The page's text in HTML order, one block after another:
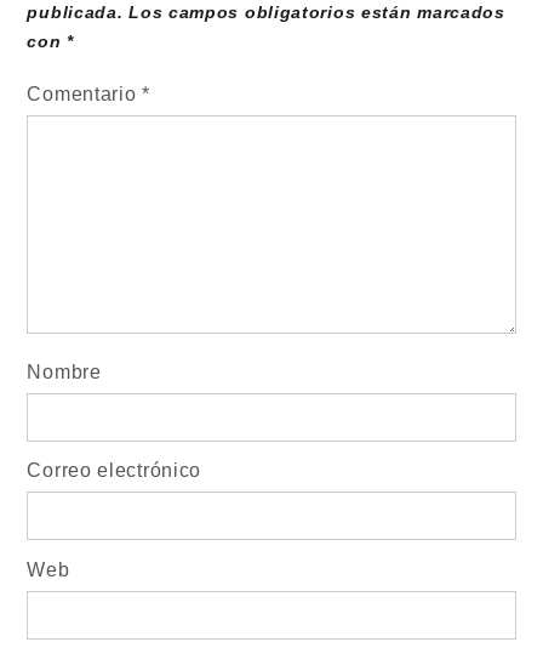
publicada. Los campos obligatorios están marcados
con*
Comentario*
Nombre
Correo electrónico
Web